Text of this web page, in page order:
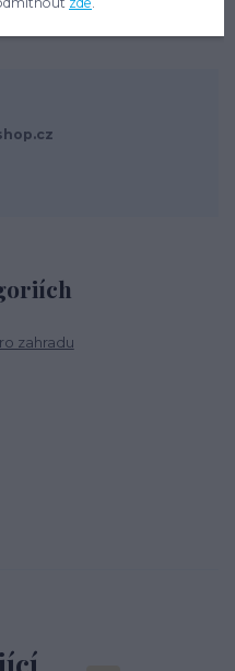
zahradu